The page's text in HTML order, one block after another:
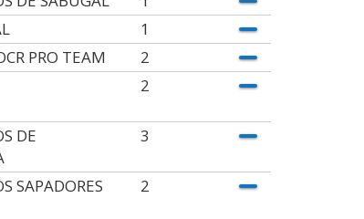
1
PRO TEAM
2
2
DE
3
SAPADORES
2